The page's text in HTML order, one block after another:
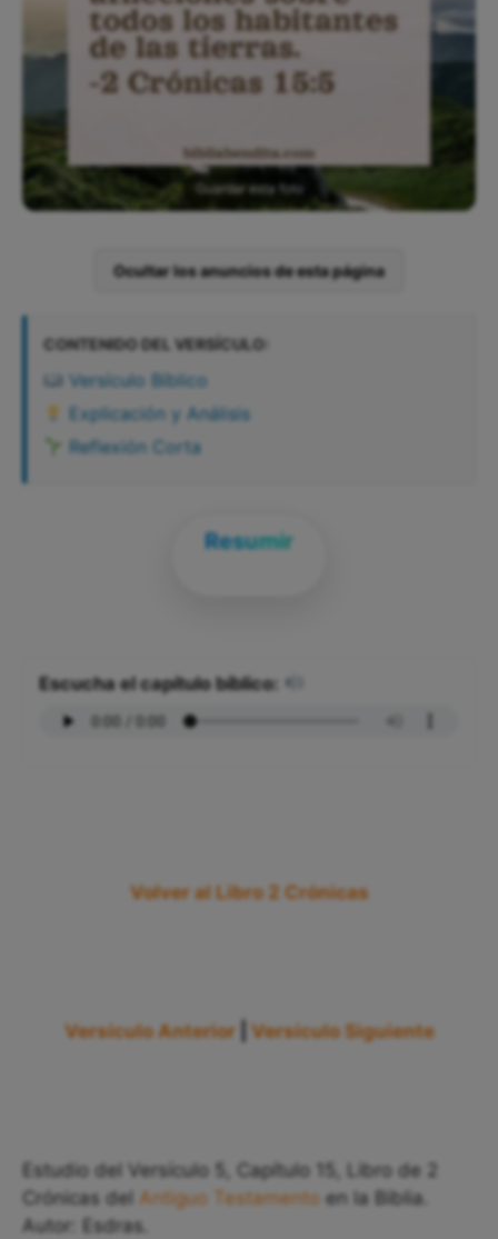
Guardar esta foto
Ocultar los anuncios de esta página
CONTENIDO DEL VERSÍCULO:
Versículo Bíblico
Explicación y Análisis
Reflexión Corta
Resumir
Escucha el capítulo bíblico:
Volver al Libro 2 Crónicas
Versículo Anterior Versículo Siguiente
Estudio del Versículo 5, Capítulo 15, Libro de 2
Crónicas del Antiguo Testamento en la Biblia.
Autor: Esdras.